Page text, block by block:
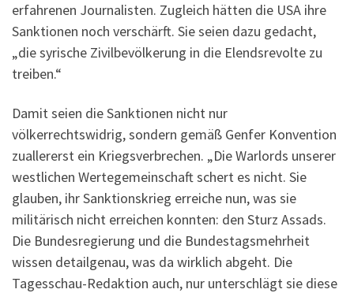
erfahrenen Journalisten. Zugleich hätten die USA ihre
Sanktionen noch verschärft. Sie seien dazu gedacht,
„die syrische Zivilbevölkerung in die Elendsrevolte zu
treiben.“
Damit seien die Sanktionen nicht nur
völkerrechtswidrig, sondern gemäß Genfer Konvention
zuallererst ein Kriegsverbrechen. „Die Warlords unserer
westlichen Wertegemeinschaft schert es nicht. Sie
glauben, ihr Sanktionskrieg erreiche nun, was sie
militärisch nicht erreichen konnten: den Sturz Assads.
Die Bundesregierung und die Bundestagsmehrheit
wissen detailgenau, was da wirklich abgeht. Die
Tagesschau-Redaktion auch, nur unterschlägt sie diese